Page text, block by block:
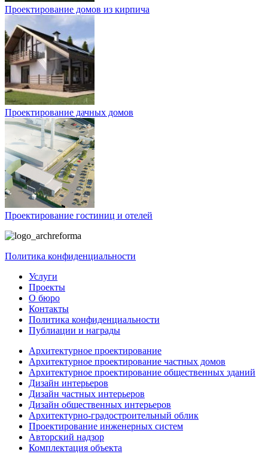
Проектирование домов из кирпича
Проектирование дачных домов
Проектирование гостиниц и отелей
Политика конфиденциальности
Услуги
Проекты
О бюро
Контакты
Политика конфиденциальности
Публиации и награды
Архитектурное проектирование
Архитектурное проектирование частных домов
Архитектурное проектирование общественных зданий
Дизайн интерьеров
Дизайн частных интерьеров
Дизайн общественных интерьеров
Архитектурно-градостроительный облик
Проектирование инженерных систем
Авторский надзор
Комплектация объекта